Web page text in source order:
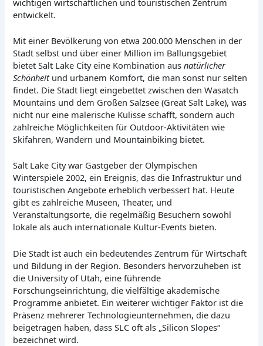
entwickelt.
Mit einer Bevölkerung von etwa 200.000 Menschen in der
Stadt selbst und über einer Million im Ballungsgebiet
bietet Salt Lake City eine Kombination ausnatürlicher
Schönheitund urbanem Komfort, die man sonst nur selten
findet. Die Stadt liegt eingebettet zwischen den Wasatch
Mountains und dem Großen Salzsee (Great Salt Lake), was
nicht nur eine malerische Kulisse schafft, sondern auch
zahlreiche Möglichkeiten für Outdoor-Aktivitäten wie
Skifahren, Wandern und Mountainbiking bietet.
Salt Lake City war Gastgeber der Olympischen
Winterspiele 2002, ein Ereignis, das die Infrastruktur und
touristischen Angebote erheblich verbessert hat. Heute
gibt es zahlreiche Museen, Theater, und
Veranstaltungsorte, die regelmäßig Besuchern sowohl
lokale als auch internationale Kultur-Events bieten.
Die Stadt ist auch ein bedeutendes Zentrum für Wirtschaft
und Bildung in der Region. Besonders hervorzuheben ist
die University of Utah, eine führende
Forschungseinrichtung, die vielfältige akademische
Programme anbietet. Ein weiterer wichtiger Faktor ist die
Präsenz mehrerer Technologieunternehmen, die dazu
beigetragen haben, dass SLC oft als „Silicon Slopes“
bezeichnet wird.